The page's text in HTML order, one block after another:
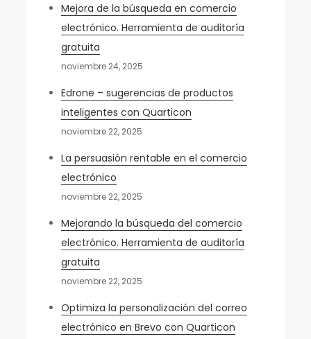
Mejora de la búsqueda en comercio
electrónico. Herramienta de auditoría
gratuita
noviembre 24, 2025
Edrone – sugerencias de productos
inteligentes con Quarticon
noviembre 22, 2025
La persuasión rentable en el comercio
electrónico
noviembre 22, 2025
Mejorando la búsqueda del comercio
electrónico. Herramienta de auditoría
gratuita
noviembre 22, 2025
Optimiza la personalización del correo
electrónico en Brevo con Quarticon